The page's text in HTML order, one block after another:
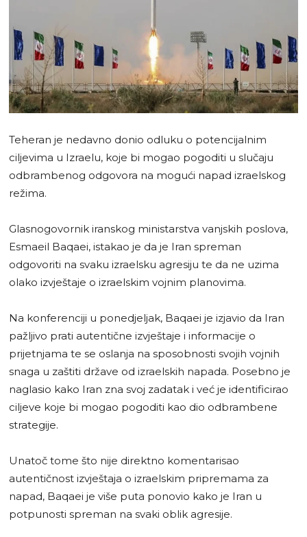
Teheran je nedavno donio odluku o potencijalnim
ciljevima u Izraelu, koje bi mogao pogoditi u slučaju
odbrambenog odgovora na mogući napad izraelskog
režima.
Glasnogovornik iranskog ministarstva vanjskih poslova,
Esmaeil Baqaei, istakao je da je Iran spreman
odgovoriti na svaku izraelsku agresiju te da ne uzima
olako izvještaje o izraelskim vojnim planovima.
Na konferenciji u ponedjeljak, Baqaei je izjavio da Iran
pažljivo prati autentične izvještaje i informacije o
prijetnjama te se oslanja na sposobnosti svojih vojnih
snaga u zaštiti države od izraelskih napada. Posebno je
naglasio kako Iran zna svoj zadatak i već je identificirao
ciljeve koje bi mogao pogoditi kao dio odbrambene
strategije.
Unatoč tome što nije direktno komentarisao
autentičnost izvještaja o izraelskim pripremama za
napad, Baqaei je više puta ponovio kako je Iran u
potpunosti spreman na svaki oblik agresije.